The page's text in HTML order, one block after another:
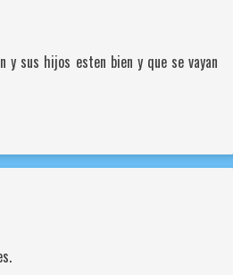
y sus hijos esten bien y que se vayan